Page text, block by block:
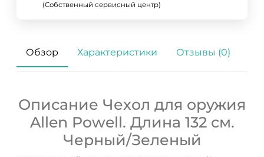
(Собственный сервисный центр)
Обзор Характеристики Отзывы (0)
Описание Чехол для оружия
Allen Powell. Длина 132 см.
Черный/Зеленый